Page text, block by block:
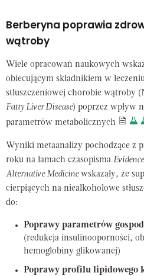
Berberyna poprawia
wątroby
Wiele opracowań naukowych
obiecującym składnikiem w
stłuszczeniowej chorobie wątroby
Fatty Liver Disease) poprzez wpływ
parametrów metabolicznych
Wyniki metaanalizy pochodzące z
roku na łamach czasopisma
Alternative Medicinewskazały, że
cierpiących na niealkoholowe
do:
Poprawy parametrów
(redukcja insulinooporności,
hemoglobiny glikowanej)
Poprawy profilu lipidowego